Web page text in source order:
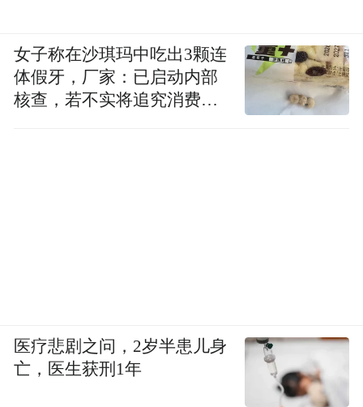
女子称在沙琪玛中吃出3颗连
体假牙，厂家：已启动内部
核查，若不实将追究消费者
医疗悲剧之问，2岁半患儿身
亡，医生获刑1年